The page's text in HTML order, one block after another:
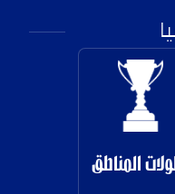
المناطق